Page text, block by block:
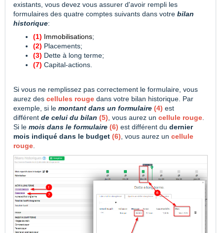
existants, vous devez vous assurer d'avoir rempli les
formulaires des quatre comptes suivants dans votre bilan
historique:
(1) Immobilisations;
(2) Placements;
(3) Dette à long terme;
(7) Capital-actions.
Si vous ne remplissez pas correctement le formulaire, vous
aurez des cellules rouge dans votre bilan historique. Par
exemple, si le montant dans un formulaire (4) est
différent de celui du bilan (5), vous aurez un cellule rouge.
Si le mois dans le formulaire (6) est différent du dernier
mois indiqué dans le budget (6), vous aurez un cellule
rouge.